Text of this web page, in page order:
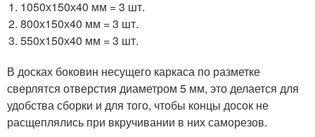
1050х150х40 мм = 3 шт.
800х150х40 мм = 3 шт.
550х150х40 мм = 3 шт.
В досках боковин несущего каркаса по разметке
сверлятся отверстия диаметром 5 мм, это делается для
удобства сборки и для того, чтобы концы досок не
расщеплялись при вкручивании в них саморезов.